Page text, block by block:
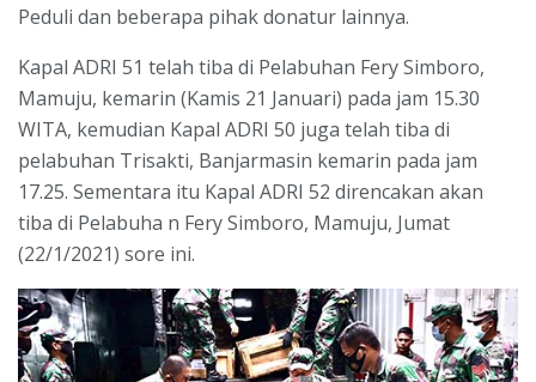
Peduli dan beberapa pihak donatur lainnya.
Kapal ADRI 51 telah tiba di Pelabuhan Fery Simboro,
Mamuju, kemarin (Kamis 21 Januari) pada jam 15.30
WITA, kemudian Kapal ADRI 50 juga telah tiba di
pelabuhan Trisakti, Banjarmasin kemarin pada jam
17.25. Sementara itu Kapal ADRI 52 direncakan akan
tiba di Pelabuha n Fery Simboro, Mamuju, Jumat
(22/1/2021) sore ini.